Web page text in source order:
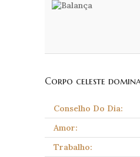
Corpo celeste
Conselho Do Dia:
Amor:
Trabalho: